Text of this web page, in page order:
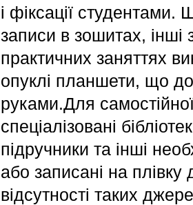
і фіксації
записи в зошитах,
практичних заняттях
опуклі планшети, що
руками.Для
спеціалізовані
підручники та інші
або записані на
відсутності таких